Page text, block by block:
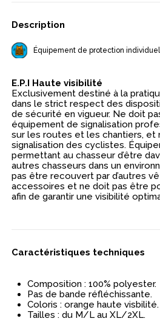
Description
Équipement de protection
E.P.I Haute visibilité
Exclusivement destiné à la
dans le strict respect des
de sécurité en vigueur. Ne doit
équipement de signalisation
sur les routes et les chantiers, et
signalisation des cyclistes.
permettant au chasseur d’être
autres chasseurs dans un
pas être recouvert par d’autres
accessoires et ne doit pas être
afin de garantir une visibilité
Caractéristiques techniques
Composition : 100% polyester.
Pas de bande réfléchissante.
Coloris : orange haute visbilité.
Tailles : du M/L au XL/2XL.